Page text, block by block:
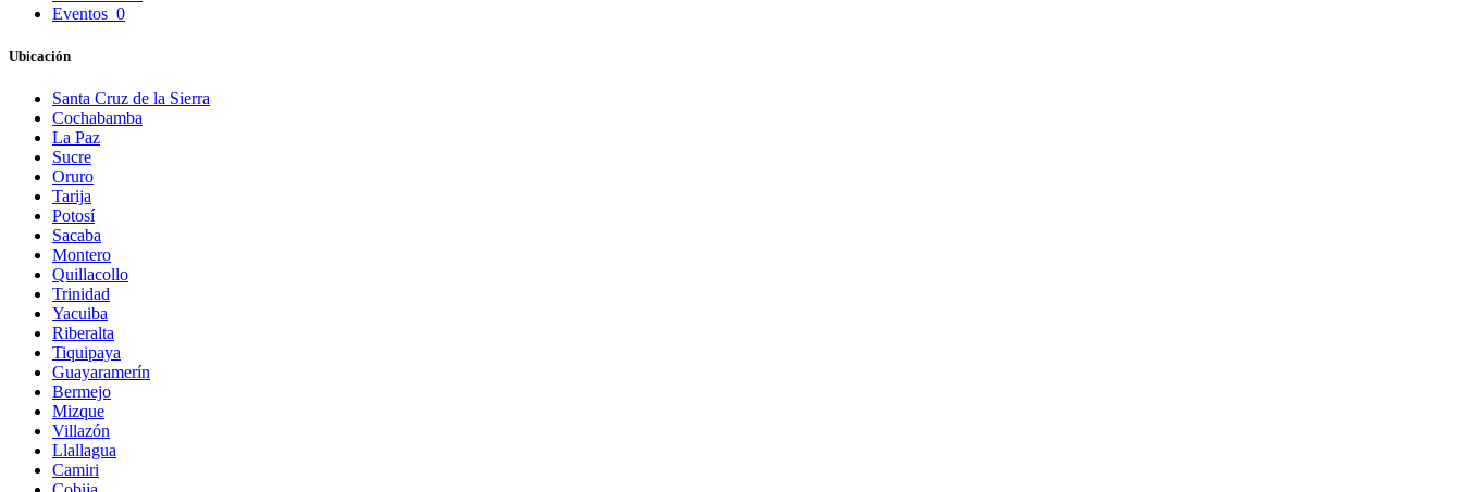
Eventos 0
Ubicación
Santa Cruz de la Sierra
Cochabamba
La Paz
Sucre
Oruro
Tarija
Potosí
Sacaba
Montero
Quillacollo
Trinidad
Yacuiba
Riberalta
Tiquipaya
Guayaramerín
Bermejo
Mizque
Villazón
Llallagua
Camiri